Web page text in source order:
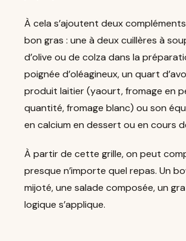
À cela s’ajoutent deux
bon gras : une à deux cuillères à
d’olive ou de colza dans la
poignée d’oléagineux, un quart
produit laitier (yaourt, fromage en
quantité, fromage blanc) ou son
en calcium en dessert ou en cours
À partir de cette grille, on peut
presque n’importe quel repas. Un
mijoté, une salade composée, un
logique s’applique.